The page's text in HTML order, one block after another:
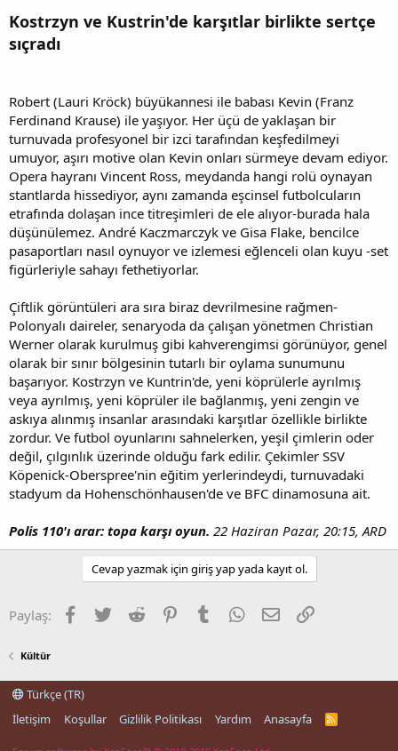
Kostrzyn ve Kustrin'de karşıtlar birlikte sertçe
sıçradı
Robert (Lauri Kröck) büyükannesi ile babası Kevin (Franz
Ferdinand Krause) ile yaşıyor. Her üçü de yaklaşan bir
turnuvada profesyonel bir izci tarafından keşfedilmeyi
umuyor, aşırı motive olan Kevin onları sürmeye devam ediyor.
Opera hayranı Vincent Ross, meydanda hangi rolü oynayan
stantlarda hissediyor, aynı zamanda eşcinsel futbolcuların
etrafında dolaşan ince titreşimleri de ele alıyor-burada hala
düşünülemez. André Kaczmarczyk ve Gisa Flake, bencilce
pasaportları nasıl oynuyor ve izlemesi eğlenceli olan kuyu -set
figürleriyle sahayı fethetiyorlar.
Çiftlik görüntüleri ara sıra biraz devrilmesine rağmen-
Polonyalı daireler, senaryoda da çalışan yönetmen Christian
Werner olarak kurulmuş gibi kahverengimsi görünüyor, genel
olarak bir sınır bölgesinin tutarlı bir oylama sunumunu
başarıyor. Kostrzyn ve Kuntrin'de, yeni köprülerle ayrılmış
veya ayrılmış, yeni köprüler ile bağlanmış, yeni zengin ve
askıya alınmış insanlar arasındaki karşıtlar özellikle birlikte
zordur. Ve futbol oyunlarını sahnelerken, yeşil çimlerin oder
değil, çılgınlık üzerinde olduğu fark edilir. Çekimler SSV
Köpenick-Oberspree'nin eğitim yerlerindeydi, turnuvadaki
stadyum da Hohenschönhausen'de ve BFC dinamosuna ait.
Polis 110'ı arar: topa karşı oyun. 22 Haziran Pazar, 20:15, ARD
Cevap yazmak için giriş yap yada kayıt ol.
Paylaş: Facebook
TwitterReddit PinterestTumblrWhatsApp
E-postaLink
Kültür
Türkçe (TR)
İletişim
Koşullar Gizlilik Politikası Yardım Anasayfa
R